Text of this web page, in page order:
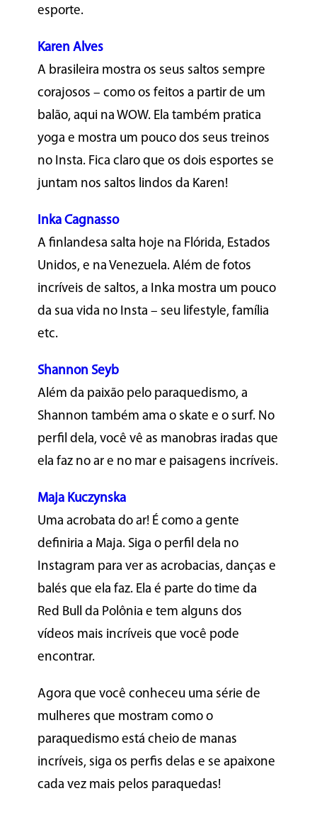
esporte.
Karen Alves
A brasileira mostra os seus saltos sempre
corajosos – como os feitos a partir de um
balão, aqui na WOW. Ela também pratica
yoga e mostra um pouco dos seus treinos
no Insta. Fica claro que os dois esportes se
juntam nos saltos lindos da Karen!
Inka Cagnasso
A finlandesa salta hoje na Flórida, Estados
Unidos, e na Venezuela. Além de fotos
incríveis de saltos, a Inka mostra um pouco
da sua vida no Insta – seu lifestyle, família
etc.
Shannon Seyb
Além da paixão pelo paraquedismo, a
Shannon também ama o skate e o surf. No
perfil dela, você vê as manobras iradas que
ela faz no ar e no mar e paisagens incríveis.
Maja Kuczynska
Uma acrobata do ar! É como a gente
definiria a Maja. Siga o perfil dela no
Instagram para ver as acrobacias, danças e
balés que ela faz. Ela é parte do time da
Red Bull da Polônia e tem alguns dos
vídeos mais incríveis que você pode
encontrar.
Agora que você conheceu uma série de
mulheres que mostram como o
paraquedismo está cheio de manas
incríveis, siga os perfis delas e se apaixone
cada vez mais pelos paraquedas!